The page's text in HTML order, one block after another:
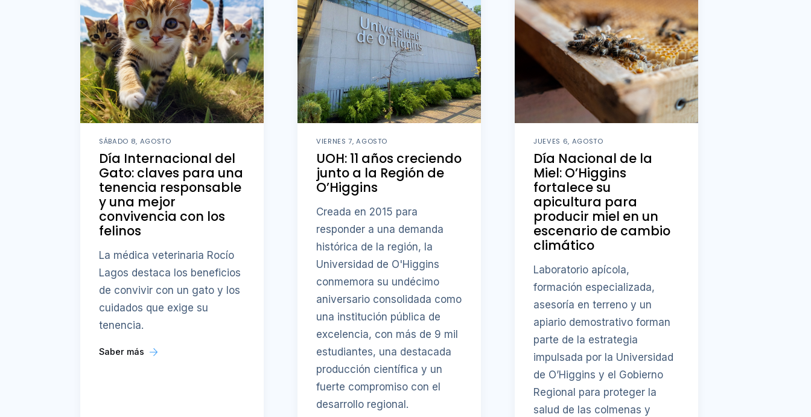
SÁBADO 8, AGOSTO
Día Internacional del
Gato: claves para una
tenencia responsable
y una mejor
convivencia con los
felinos
La médica veterinaria Rocío
Lagos destaca los beneficios
de convivir con un gato y los
cuidados que exige su
tenencia.
Saber más
VIERNES 7, AGOSTO
UOH: 11 años creciendo
junto a la Región de
O’Higgins
Creada en 2015 para
responder a una demanda
histórica de la región, la
Universidad de O'Higgins
conmemora su undécimo
aniversario consolidada como
una institución pública de
excelencia, con más de 9 mil
estudiantes, una destacada
producción científica y un
fuerte compromiso con el
desarrollo regional.
JUEVES 6, AGOSTO
Día Nacional de la
Miel: O’Higgins
fortalece su
apicultura para
producir miel en un
escenario de cambio
climático
Laboratorio apícola,
formación especializada,
asesoría en terreno y un
apiario demostrativo forman
parte de la estrategia
impulsada por la Universidad
de O’Higgins y el Gobierno
Regional para proteger la
salud de las colmenas y